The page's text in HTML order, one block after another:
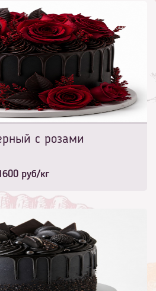
с розами
руб/кг